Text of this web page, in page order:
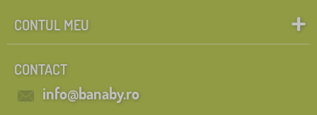
CONTUL MEU
CONTACT
info@banaby.ro